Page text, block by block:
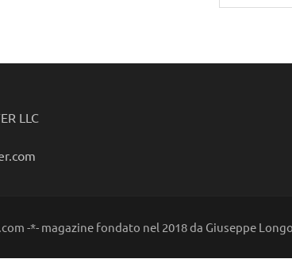
for:
LLC
-*- magazine fondato nel 2018 da Giuseppe